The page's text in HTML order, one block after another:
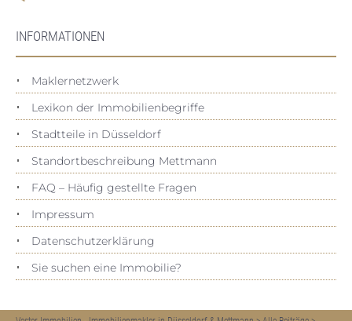
INFORMATIONEN
Maklernetzwerk
Lexikon der Immobilienbegriffe
Stadtteile in Düsseldorf
Standortbeschreibung Mettmann
FAQ – Häufig gestellte Fragen
Impressum
Datenschutz­erklärung
Sie suchen eine Immobilie?